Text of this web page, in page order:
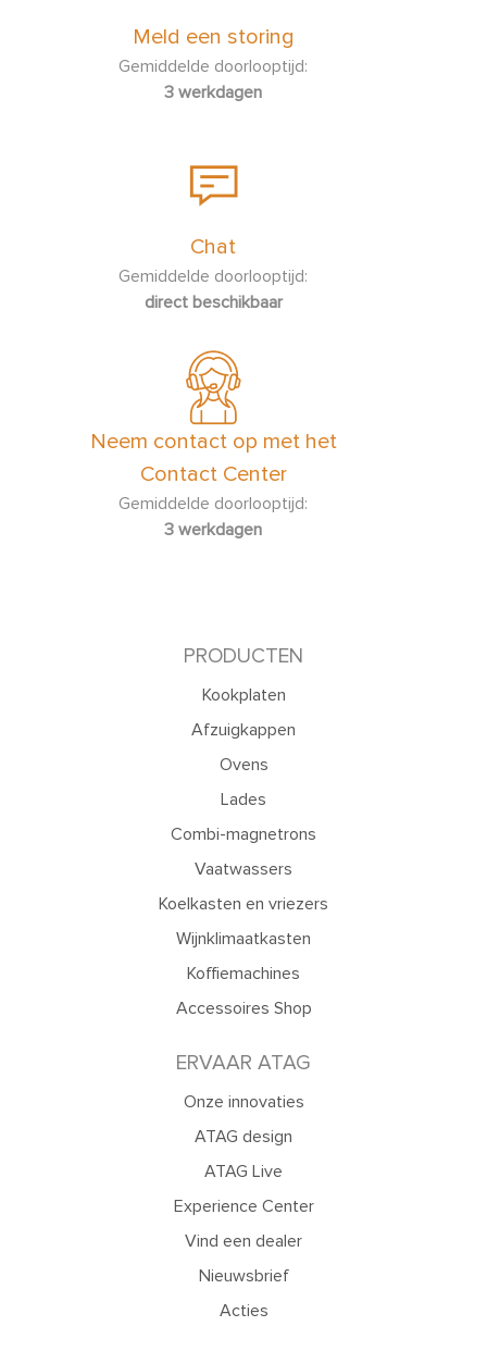
Meld een storing
Gemiddelde doorlooptijd:
3 werkdagen
Chat
Gemiddelde doorlooptijd:
direct beschikbaar
Neem contact op met het
Contact Center
Gemiddelde doorlooptijd:
3 werkdagen
PRODUCTEN
Kookplaten
Afzuigkappen
Ovens
Lades
Combi-magnetrons
Vaatwassers
Koelkasten en vriezers
Wijnklimaatkasten
Koffiemachines
Accessoires Shop
ERVAAR ATAG
Onze innovaties
ATAG design
ATAG Live
Experience Center
Vind een dealer
Nieuwsbrief
Acties